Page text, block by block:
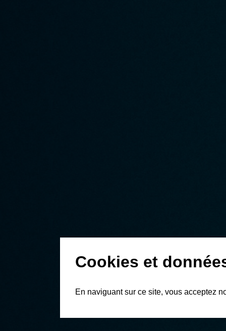
Cookies et
En naviguant sur ce site, vous acceptez